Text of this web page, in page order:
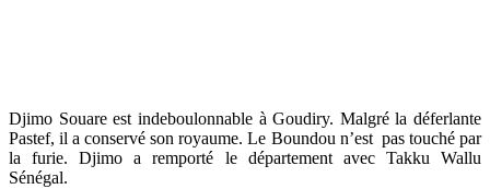
Djimo Souare est indeboulonnable à Goudiry. Malgré la déferlante
Pastef, il a conservé son royaume. Le Boundou n’est pas touché par
la furie. Djimo a remporté le département avec Takku Wallu
Sénégal.